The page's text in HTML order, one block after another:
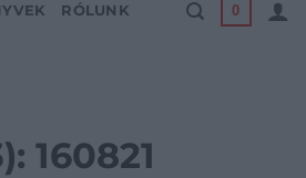
RÓLUNK 0
160821